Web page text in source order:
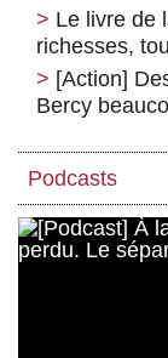
Le livre de
richesses,
[Action]
Bercy
Podcasts